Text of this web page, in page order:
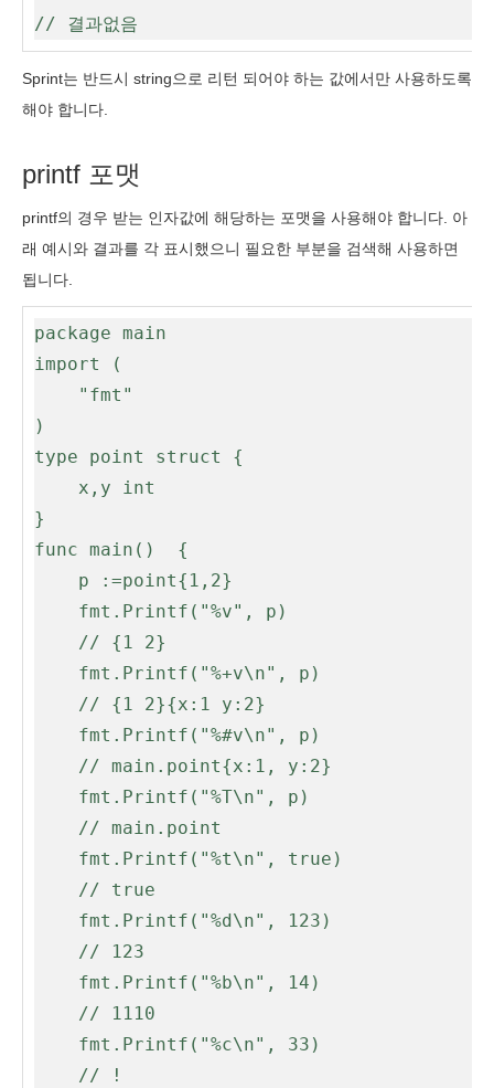
// 결과없음
Sprint는 반드시 string으로 리턴 되어야 하는 값에서만 사용하도록
해야 합니다.
printf 포맷
printf의 경우 받는 인자값에 해당하는 포맷을 사용해야 합니다. 아
래 예시와 결과를 각 표시했으니 필요한 부분을 검색해 사용하면
됩니다.
package main
import (
    "fmt"
)
type point struct {
    x,y int
}
func main()  {
    p :=point{1,2}
    fmt.Printf("%v", p)
    // {1 2}
    fmt.Printf("%+v\n", p)
    // {1 2}{x:1 y:2}
    fmt.Printf("%#v\n", p)
    // main.point{x:1, y:2}
    fmt.Printf("%T\n", p)
    // main.point
    fmt.Printf("%t\n", true)
    // true
    fmt.Printf("%d\n", 123)
    // 123
    fmt.Printf("%b\n", 14)
    // 1110
    fmt.Printf("%c\n", 33)
    // !